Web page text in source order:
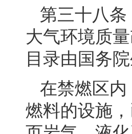
第三十八
大气环境质
目录由国务
在禁燃区
燃料的设施